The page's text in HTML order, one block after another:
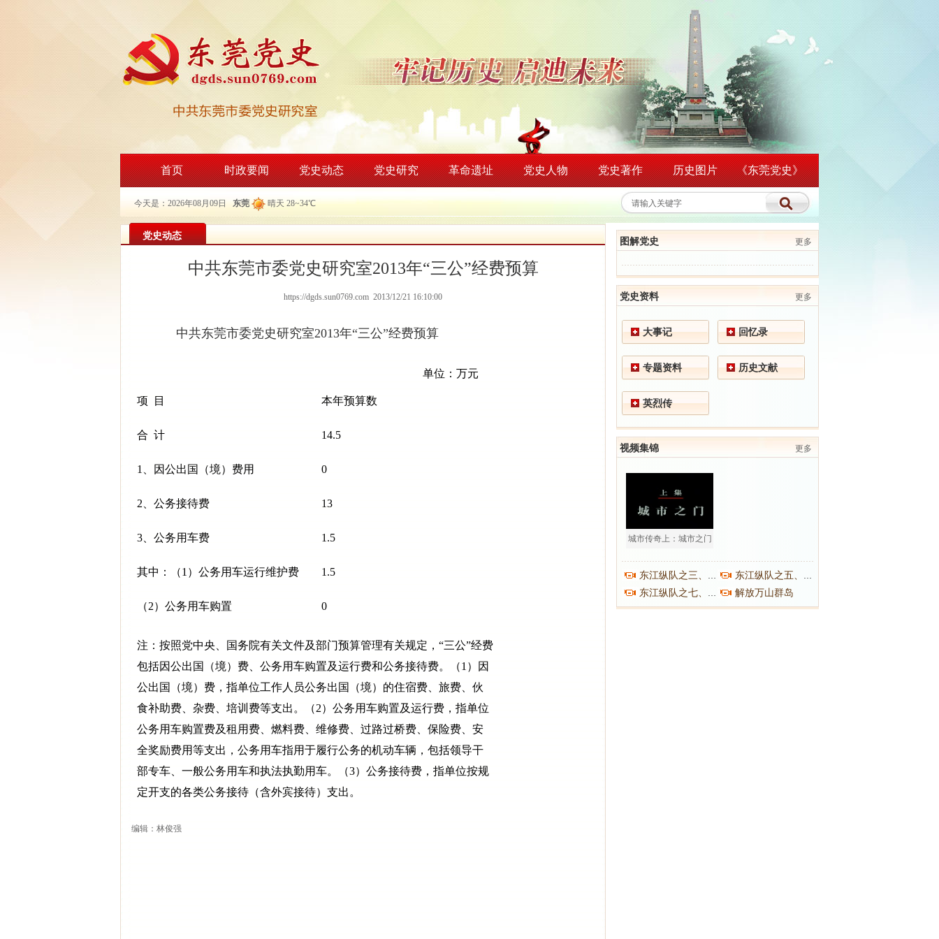
首页 时政要闻 党史动态 党史研究 革命遗址 党史人物 党史著作 历史图片 《东莞党史》
今天是：2026年08月09日 东莞 晴天 28~34℃
党史动态
中共东莞市委党史研究室2013年“三公”经费预算
https://dgds.sun0769.com 2013/12/21 16:10:00
中共东莞市委党史研究室2013年“三公”经费预算
单位：万元
项 目 本年预算数
合 计 14.5
1、因公出国（境）费用 0
2、公务接待费 13
3、公务用车费 1.5
其中：（1）公务用车运行维护费 1.5
（2）公务用车购置 0
注：按照党中央、国务院有关文件及部门预算管理有关规定，“三公”经费
包括因公出国（境）费、公务用车购置及运行费和公务接待费。（1）因
公出国（境）费，指单位工作人员公务出国（境）的住宿费、旅费、伙
食补助费、杂费、培训费等支出。（2）公务用车购置及运行费，指单位
公务用车购置费及租用费、燃料费、维修费、过路过桥费、保险费、安
全奖励费用等支出，公务用车指用于履行公务的机动车辆，包括领导干
部专车、一般公务用车和执法执勤用车。（3）公务接待费，指单位按规
定开支的各类公务接待（含外宾接待）支出。
编辑：林俊强
图解党史 更多
党史资料 更多
大事记 回忆录
专题资料 历史文献
英烈传
视频集锦 更多
城市传奇上：城市之门
东江纵队之三、之四
东江纵队之五、之六
东江纵队之七、之八
解放万山群岛